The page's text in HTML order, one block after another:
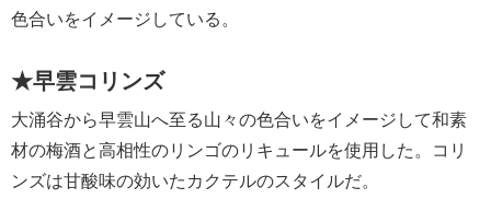
色合いをイメージしている。
★早雲コリンズ
大涌谷から早雲山へ至る山々の色合いをイメージして和素
材の梅酒と高相性のリンゴのリキュールを使用した。コリ
ンズは甘酸味の効いたカクテルのスタイルだ。